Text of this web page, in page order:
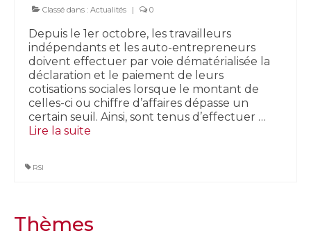
Classé dans : Actualités | 0
Depuis le 1er octobre, les travailleurs
indépendants et les auto-entrepreneurs
doivent effectuer par voie dématérialisée la
déclaration et le paiement de leurs
cotisations sociales lorsque le montant de
celles-ci ou chiffre d’affaires dépasse un
certain seuil. Ainsi, sont tenus d’effectuer …
Lire la suite­­
RSI
Thèmes